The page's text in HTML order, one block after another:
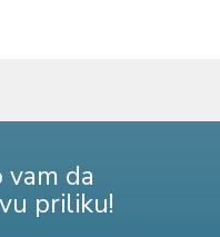
vam da
priliku!